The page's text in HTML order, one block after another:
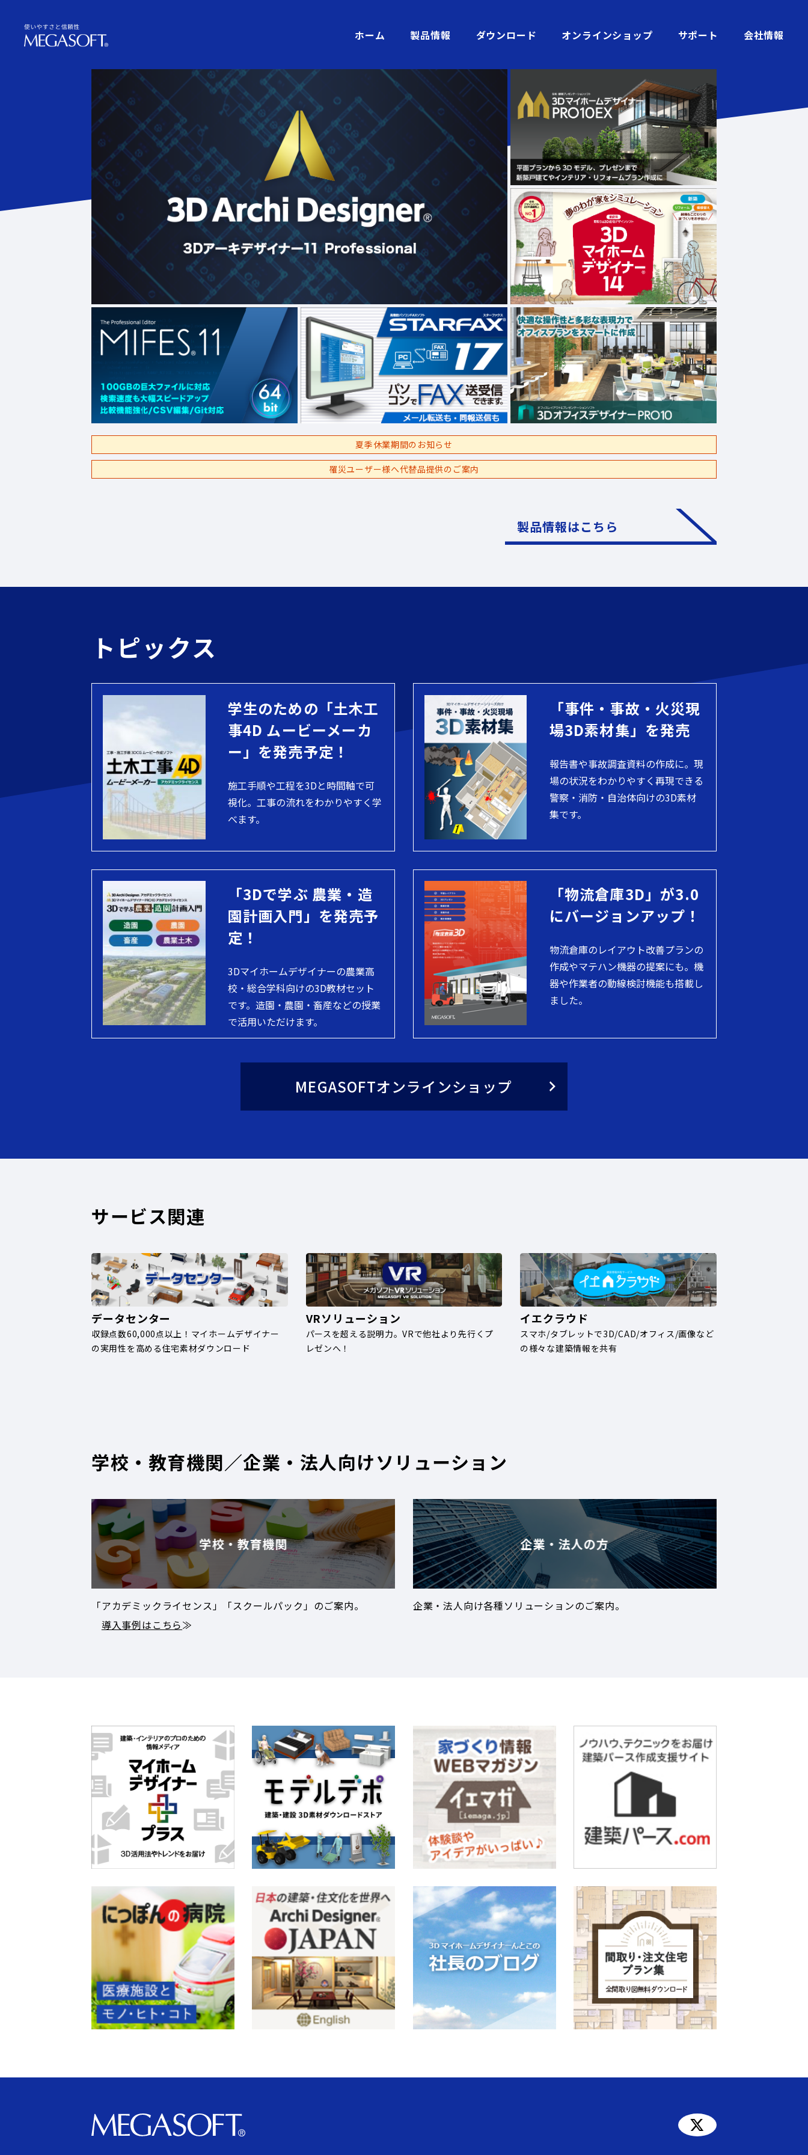
ホーム 製品情報 ダウンロード オンラインショップ サポート 会社情報
製品情報はこちら
夏季休業期間のお知らせ
罹災ユーザー様へ代替品提供のご案内
トピックス
学生のための「土木工
事4D ムービーメーカ
ー」を発売予定！
施工手順や工程を3Dと時間軸で可
視化。工事の流れをわかりやすく学
べます。
「事件・事故・火災現
場3D素材集」を発売
報告書や事故調査資料の作成に。現
場の状況をわかりやすく再現できる
警察・消防・自治体向けの3D素材
集です。
「3Dで学ぶ 農業・造
園計画入門」を発売予
定！
3Dマイホームデザイナーの農業高
校・総合学科向けの3D教材セット
です。造園・農園・畜産などの授業
で活用いただけます。
「物流倉庫3D」が3.0
にバージョンアップ！
物流倉庫のレイアウト改善プランの
作成やマテハン機器の提案にも。機
器や作業者の動線検討機能も搭載し
ました。
MEGASOFTオンラインショップ
サービス関連
データセンター
収録点数60,000点以上！マイホームデザイナー
の実用性を高める住宅素材ダウンロード
VRソリューション
パースを超える説明力。VRで他社より先行くプ
レゼンへ！
イエクラウド
スマホ/タブレットで3D/CAD/オフィス/画像など
の様々な建築情報を共有
学校・教育機関／企業・法人向けソリューション
学校・教育機関
「アカデミックライセンス」「スクールパック」のご案内。
導入事例はこちら≫
企業・法人の方
企業・法人向け各種ソリューションのご案内。